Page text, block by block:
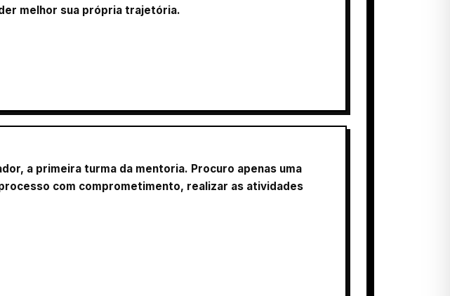
melhor sua própria trajetória.
a primeira turma da mentoria. Procuro apenas uma
com comprometimento, realizar as atividades